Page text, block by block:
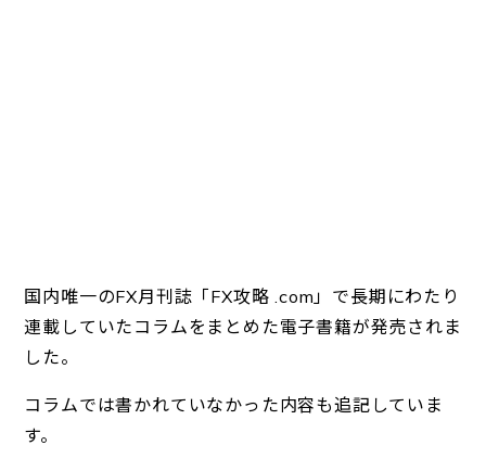
国内唯一のFX月刊誌「FX攻略 .com」で長期にわたり
連載していたコラムをまとめた電子書籍が発売されま
した。
コラムでは書かれていなかった内容も追記していま
す。